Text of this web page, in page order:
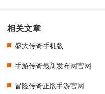
相关文章
盛大传奇手机版
手游传奇最新发布网官网
冒险传奇正版手游官网